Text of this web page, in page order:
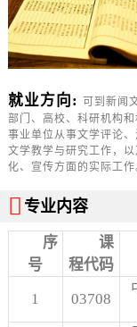
就业方向:
可到新闻
部门、高校、科研机构和
事业单位从事文学评论、
文学教学与研究工作，以
化、宣传方面的实际工作
 专业内容
序
号
课
程代码
1 03708